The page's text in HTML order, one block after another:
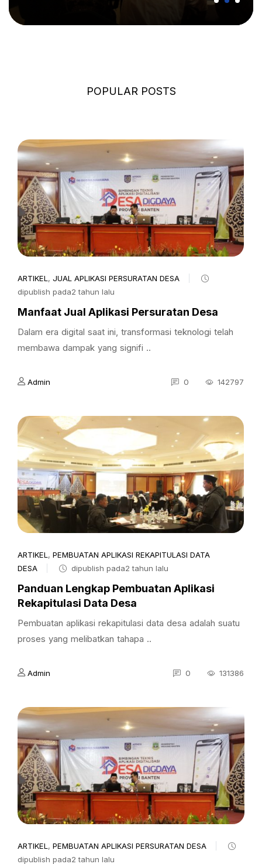
POPULAR POSTS
ARTIKEL , JUAL APLIKASI PERSURATAN DESA
dipublish pada2 tahun lalu
Manfaat Jual Aplikasi Persuratan Desa
Dalam era digital saat ini, transformasi teknologi telah
membawa dampak yang signifi ..
Admin 0 142797
ARTIKEL , PEMBUATAN APLIKASI REKAPITULASI DATA
DESA
dipublish pada2 tahun lalu
Panduan Lengkap Pembuatan Aplikasi
Rekapitulasi Data Desa
Pembuatan aplikasi rekapitulasi data desa adalah suatu
proses yang melibatkan tahapa ..
Admin 0 131386
ARTIKEL , PEMBUATAN APLIKASI PERSURATAN DESA
dipublish pada2 tahun lalu